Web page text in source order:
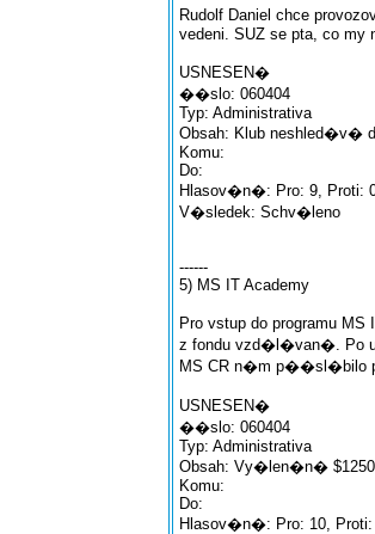
Rudolf Daniel chce
vedeni. SUZ se pta, co my
USNESEN�
��slo: 060404
Typ: Administrativa
Obsah: Klub neshled�v�
Komu:
Do:
Hlasov�n�: Pro: 9, Proti:
V�sledek: Schv�leno
------
5) MS IT Academy
Pro vstup do programu
z fondu vzd�l�van�. Po
MS CR n�m p��sl�bilo
USNESEN�
��slo: 060404
Typ: Administrativa
Obsah: Vy�len�n�
Komu:
Do:
Hlasov�n�: Pro: 10,